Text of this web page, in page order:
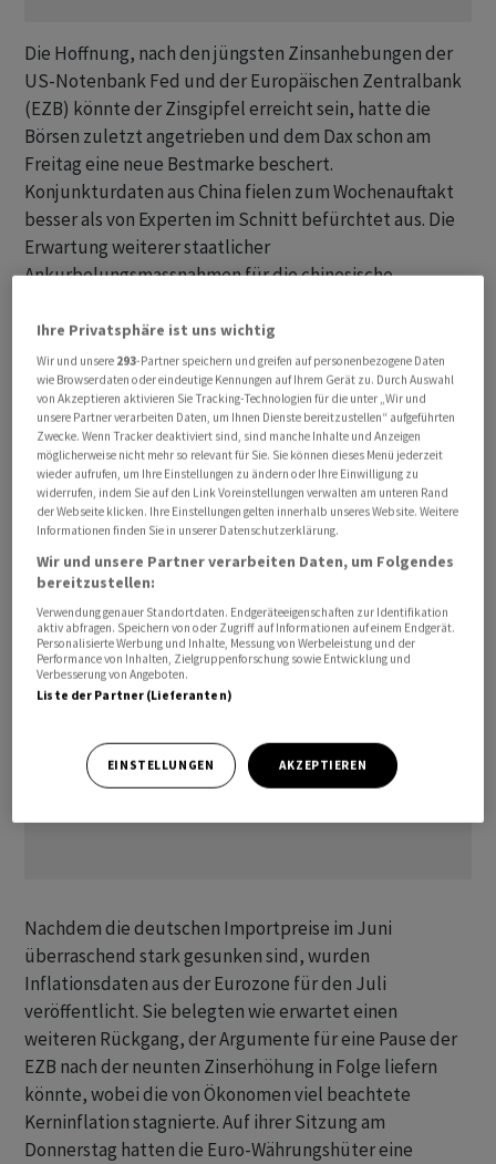
Die Hoffnung, nach den jüngsten Zinsanhebungen der
US-Notenbank Fed und der Europäischen Zentralbank
(EZB) könnte der Zinsgipfel erreicht sein, hatte die
Börsen zuletzt angetrieben und dem Dax schon am
Freitag eine neue Bestmarke beschert.
Konjunkturdaten aus China fielen zum Wochenauftakt
besser als von Experten im Schnitt befürchtet aus. Die
Erwartung weiterer staatlicher
Ankurbelungsmassnahmen für die chinesische
auch den deutschen Markt.
Die Experten der Landesbank Helaba verwiesen zudem
darauf, dass das charttechnische Bild beim Dax gut
aussehe, denn mit dem neuen Hoch sei der
Aufwärtsimpuls bestätigt worden. Analyst Jochen
Stanzl vom Handelshaus CMC Markets hält weitere
Kursgewinne zunächst bis oberhalb der 16 600-Punkte-
Marke für möglich.
Nachdem die deutschen Importpreise im Juni
überraschend stark gesunken sind, wurden
Inflationsdaten aus der Eurozone für den Juli
veröffentlicht. Sie belegten wie erwartet einen
weiteren Rückgang, der Argumente für eine Pause der
EZB nach der neunten Zinserhöhung in Folge liefern
könnte, wobei die von Ökonomen viel beachtete
Kerninflation stagnierte. Auf ihrer Sitzung am
Donnerstag hatten die Euro-Währungshüter eine
Ihre Privatsphäre ist uns wichtig
Wir und unsere 293-Partner speichern und greifen auf personenbezogene Daten
wie Browserdaten oder eindeutige Kennungen auf Ihrem Gerät zu. Durch Auswahl
von Akzeptieren aktivieren Sie Tracking-Technologien für die unter „Wir und
unsere Partner verarbeiten Daten, um Ihnen Dienste bereitzustellen“ aufgeführten
Zwecke. Wenn Tracker deaktiviert sind, sind manche Inhalte und Anzeigen
möglicherweise nicht mehr so relevant für Sie. Sie können dieses Menü jederzeit
wieder aufrufen, um Ihre Einstellungen zu ändern oder Ihre Einwilligung zu
widerrufen, indem Sie auf den Link Voreinstellungen verwalten am unteren Rand
der Webseite klicken. Ihre Einstellungen gelten innerhalb unseres Website. Weitere
Informationen finden Sie in unserer Datenschutzerklärung.
Wir und unsere Partner verarbeiten Daten, um Folgendes
bereitzustellen:
Verwendung genauer Standortdaten. Endgeräteeigenschaften zur Identifikation
aktiv abfragen. Speichern von oder Zugriff auf Informationen auf einem Endgerät.
Personalisierte Werbung und Inhalte, Messung von Werbeleistung und der
Performance von Inhalten, Zielgruppenforschung sowie Entwicklung und
Verbesserung von Angeboten.
Liste der Partner (Lieferanten)
EINSTELLUNGEN AKZEPTIEREN